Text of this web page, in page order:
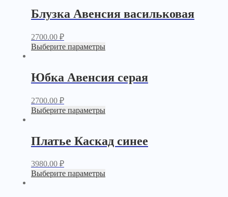
Блузка Авенсия васильковая
2700.00 ₽
Выберите параметры
Юбка Авенсия серая
2700.00 ₽
Выберите параметры
Платье Каскад синее
3980.00 ₽
Выберите параметры